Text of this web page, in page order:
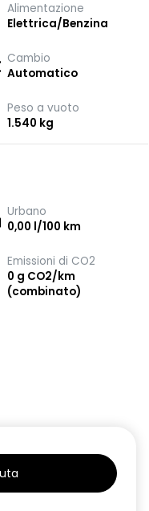
Alimentazione
Elettrica/Benzina
Cambio
Automatico
Peso a vuoto
1.540 kg
Urbano
0,00 l/100 km
Emissioni di CO2
0 g CO2/km
(combinato)